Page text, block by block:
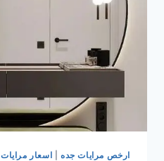
ارخص مرايات جده| اسعار